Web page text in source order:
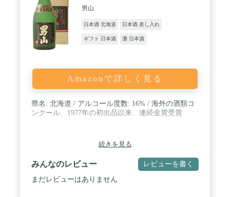
男山
日本酒 北海道 日本酒 差し入れ
ギフト 日本酒 灘 日本酒
Amazonで詳しく見る
県名: 北海道 / アルコール度数: 16% / 海外の酒類コ
ンクール、1977年の初出品以来、連続金賞受賞
続きを見る
みんなのレビュー レビューを書く
まだレビューはありません